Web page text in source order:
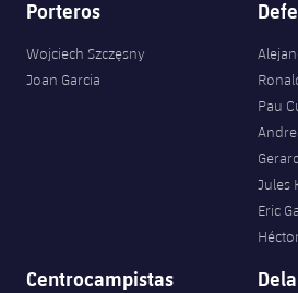
Porteros
Wojciech Szczęsny
Joan Garcia
Pau
Jules
Eric
Centrocampistas